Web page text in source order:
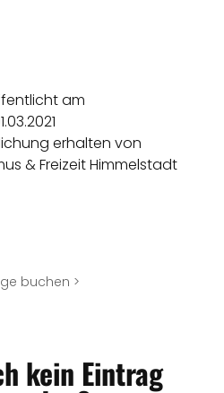
am
erhalten von
& Freizeit Himmelstadt
buchen >
kein Eintrag